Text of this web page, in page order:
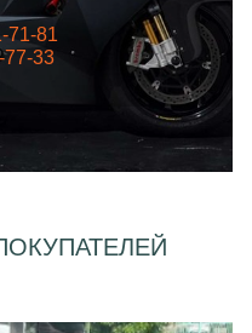
71-81
77-33